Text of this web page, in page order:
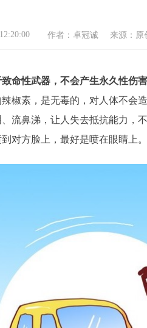
12:20:00 作者：卓冠诚 来源：原
命性武器，不会产生永久性伤害
椒素，是无毒的，对人体不会
流鼻涕，让人失去抵抗能力，
对方脸上，最好是喷在眼睛上。